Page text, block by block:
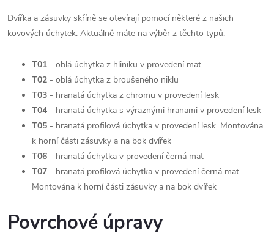
Dvířka a zásuvky skříně se otevírají pomocí některé z našich
kovových úchytek. Aktuálně máte na výběr z těchto typů:
T01 - oblá úchytka z hliníku v provedení mat
T02 - oblá úchytka z broušeného niklu
T03 - hranatá úchytka z chromu v provedení lesk
T04 - hranatá úchytka s výraznými hranami v provedení lesk
T05 - hranatá profilová úchytka v provedení lesk. Montována
k horní části zásuvky a na bok dvířek
T06 - hranatá úchytka v provedení černá mat
T07 - hranatá profilová úchytka v provedení černá mat.
Montována k horní části zásuvky a na bok dvířek
Povrchové úpravy